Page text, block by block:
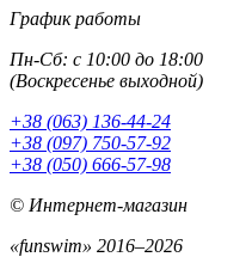
График работы
Пн-Сб: с 10:00 до 18:00
(Воскресенье выходной)
+38 (063) 136-44-24
+38 (097) 750-57-92
+38 (050) 666-57-98
© Интернет-магазин
«funswim» 2016–2026